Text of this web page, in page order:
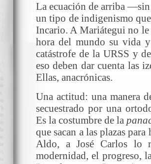
La ecuación de arriba
un tipo de indigenismo
Incario. A Mariátegui no
hora del mundo su vida
catástrofe de la URSS y
eso deben dar cuenta las
Ellas, anacrónicas.
Una actitud: una manera
secuestrado por una
Es la costumbre de la
que sacan a las plazas
Aldo, a José Carlos lo
modernidad, el progreso,